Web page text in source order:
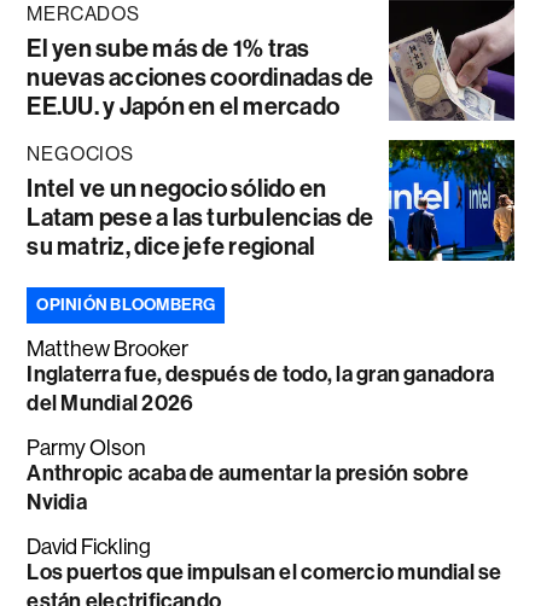
MERCADOS
El yen sube más de 1% tras
nuevas acciones coordinadas de
EE.UU. y Japón en el mercado
NEGOCIOS
Intel ve un negocio sólido en
Latam pese a las turbulencias de
su matriz, dice jefe regional
OPINIÓN BLOOMBERG
Matthew Brooker
Inglaterra fue, después de todo, la gran ganadora
del Mundial 2026
Parmy Olson
Anthropic acaba de aumentar la presión sobre
Nvidia
David Fickling
Los puertos que impulsan el comercio mundial se
están electrificando